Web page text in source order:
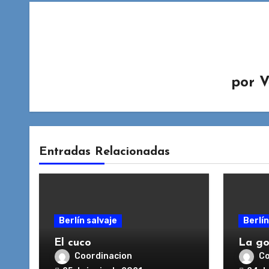
por
Entradas Relacionadas
Berlín salvaje
El cuco
Coordinacion
La